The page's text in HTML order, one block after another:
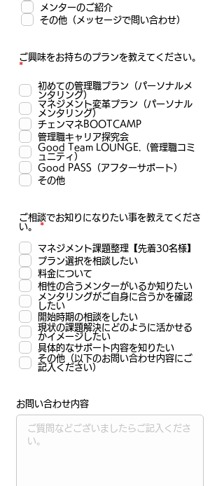
メンターのご紹介
その他（メッセージで問い合わせ）
ご興味をお持ちのプランを教えてください。
*必
項
目
初めての管理職プラン（パーソナルメ
ンタリング）
マネジメント変革プラン（パーソナル
メンタリング）
チェンマネBOOTCAMP
管理職キャリア探究会
Good Team LOUNGE.（管理職コミ
ュニティ）
Good PASS（アフターサポート）
その他
ご相談でお知りになりたい事を教えてくださ
い。
*必
項
目
マネジメント課題整理【先着30名様】
プラン選択を相談したい
料金について
相性の合うメンターがいるか知りたい
メンタリングがご自身に合うかを確認
したい
開始時期の相談をしたい
現状の課題解決にどのように活かせる
かイメージしたい
具体的なサポート内容を知りたい
その他（以下のお問い合わせ内容にご
記入ください）
お問い合わせ内容